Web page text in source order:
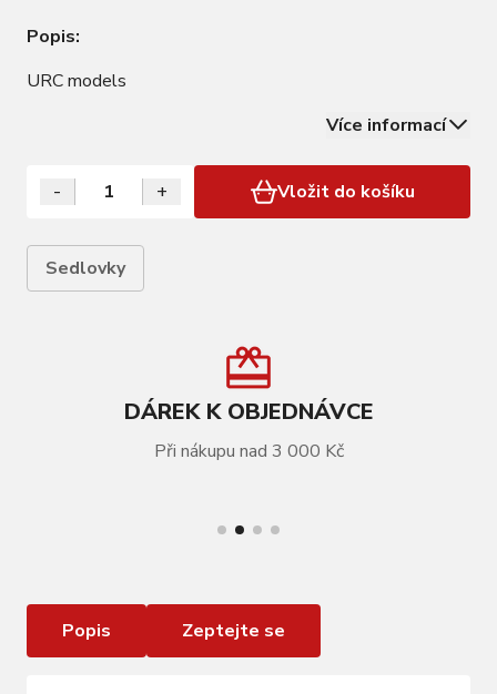
Popis:
URC models
Více informací
- + Vložit do košíku
Sedlovky
DÁREK K OBJEDNÁVCE
Při nákupu nad 3 000 Kč
Popis Zeptejte se